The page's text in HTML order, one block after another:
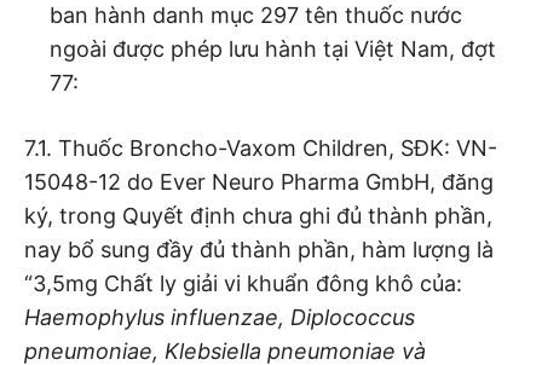
ban hành danh mục 297 tên thuốc nước
ngoài được phép lưu hành tại Việt Nam, đợt
77:
7.1. Thuốc Broncho-Vaxom Children, SĐK: VN-
15048-12 do Ever Neuro Pharma GmbH, đăng
ký, trong Quyết định chưa ghi đủ thành phần,
nay bổ sung đầy đủ thành phần, hàm lượng là
“3,5mg Chất ly giải vi khuẩn đông khô của:
Haemophylus influenzae, Diplococcus
pneumoniae, Klebsiella pneumoniae và